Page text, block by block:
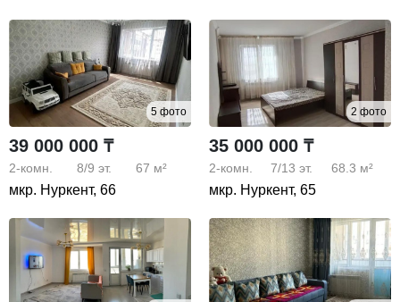
5 фото
39 000 000 ₸
2-комн. 8/9 эт. 67 м²
мкр. Нуркент, 66
2 фото
35 000 000 ₸
2-комн. 7/13 эт. 68.3 м²
мкр. Нуркент, 65